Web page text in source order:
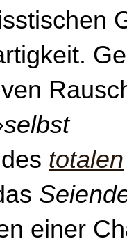
selbst
des totalen
einer